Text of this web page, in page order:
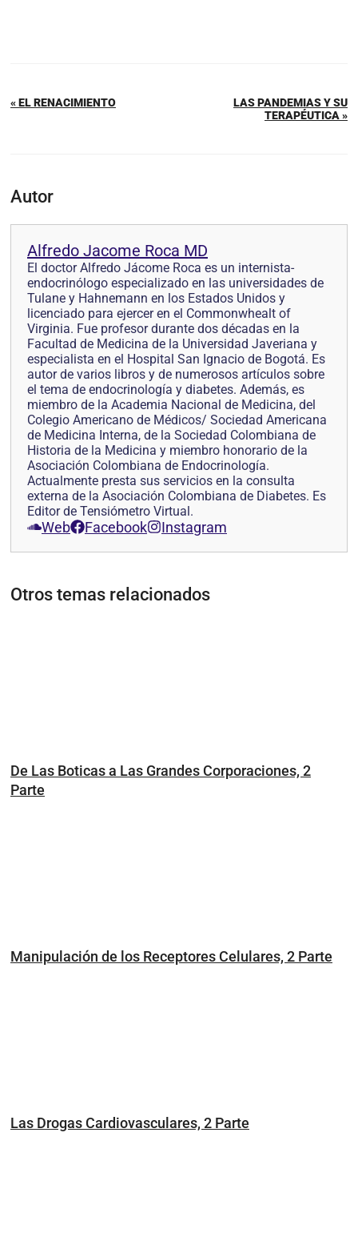
« EL RENACIMIENTO
LAS PANDEMIAS Y SU
TERAPÉUTICA »
Autor
Alfredo Jacome Roca MD
El doctor Alfredo Jácome Roca es un internista-
endocrinólogo especializado en las universidades de
Tulane y Hahnemann en los Estados Unidos y
licenciado para ejercer en el Commonwhealt of
Virginia. Fue profesor durante dos décadas en la
Facultad de Medicina de la Universidad Javeriana y
especialista en el Hospital San Ignacio de Bogotá. Es
autor de varios libros y de numerosos artículos sobre
el tema de endocrinología y diabetes. Además, es
miembro de la Academia Nacional de Medicina, del
Colegio Americano de Médicos/ Sociedad Americana
de Medicina Interna, de la Sociedad Colombiana de
Historia de la Medicina y miembro honorario de la
Asociación Colombiana de Endocrinología.
Actualmente presta sus servicios en la consulta
externa de la Asociación Colombiana de Diabetes. Es
Editor de Tensiómetro Virtual.
Web Facebook Instagram
Otros temas relacionados
De Las Boticas a Las Grandes Corporaciones, 2
Parte
Manipulación de los Receptores Celulares, 2 Parte
Las Drogas Cardiovasculares, 2 Parte